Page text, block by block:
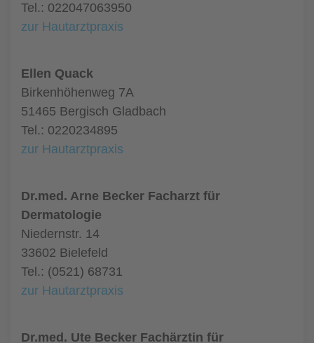
Tel.: 022047063950
zur Hautarztpraxis
Ellen Quack
Birkenhöhenweg 7A
51465 Bergisch Gladbach
Tel.: 0220234895
zur Hautarztpraxis
Dr.med. Arne Becker Facharzt für
Dermatologie
Niedernstr. 14
33602 Bielefeld
Tel.: (0521) 68731
zur Hautarztpraxis
Dr.med. Ute Becker Fachärztin für